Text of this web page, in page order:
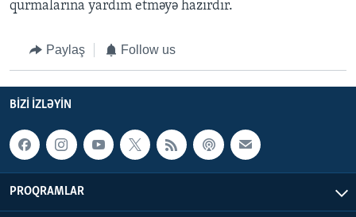
qurmalarına yardım etməyə hazırdır.
Paylaş Follow us
BIZI IZLƏYIN
PROQRAMLAR